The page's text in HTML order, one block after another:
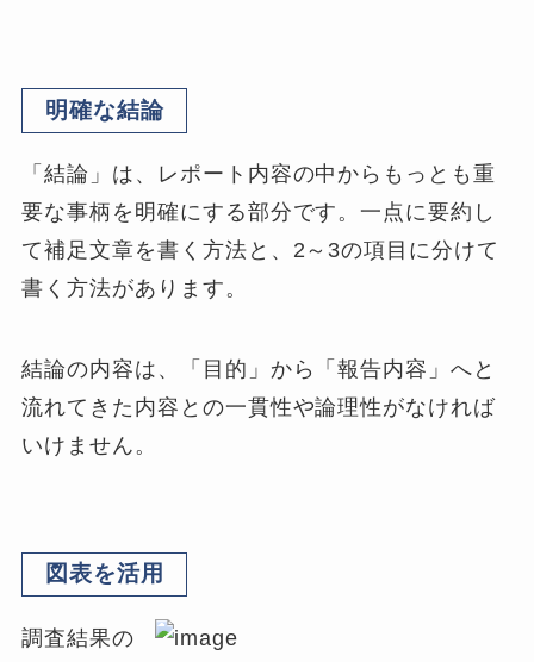
明確な結論
「結論」は、レポート内容の中からもっとも重
要な事柄を明確にする部分です。一点に要約し
て補足文章を書く方法と、2～3の項目に分けて
書く方法があります。
結論の内容は、「目的」から「報告内容」へと
流れてきた内容との一貫性や論理性がなければ
いけません。
図表を活用
調査結果の